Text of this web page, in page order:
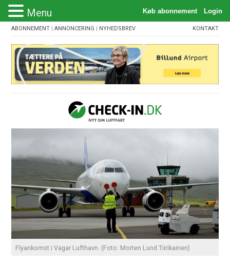
ABONNEMENT |ANNONCERING | NYHEDSBREV KONTAKT
Flyankomst i Vagar Lufthavn. (Foto: Morten Lund Tiirikainen)
Menu